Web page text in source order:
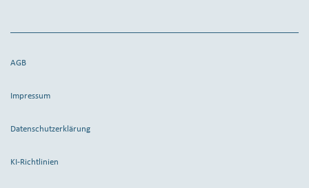
AGB
Impressum
Datenschutzerklärung
KI-Richtlinien